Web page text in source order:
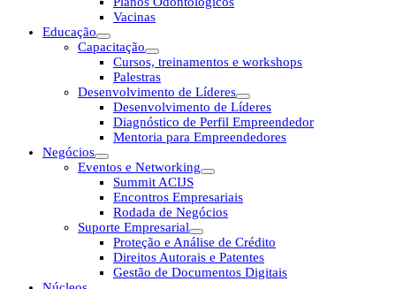
Vacinas
Educação
Capacitação
Cursos, treinamentos e workshops
Palestras
Desenvolvimento de Líderes
Desenvolvimento de Líderes
Diagnóstico de Perfil Empreendedor
Mentoria para Empreendedores
Negócios
Eventos e Networking
Summit ACIJS
Encontros Empresariais
Rodada de Negócios
Suporte Empresarial
Proteção e Análise de Crédito
Direitos Autorais e Patentes
Gestão de Documentos Digitais